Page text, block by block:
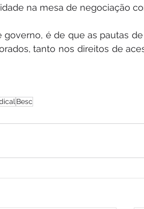
na mesa de negociação
é de que as pautas
tanto nos direitos de
Besc